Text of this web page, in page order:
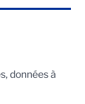
données à